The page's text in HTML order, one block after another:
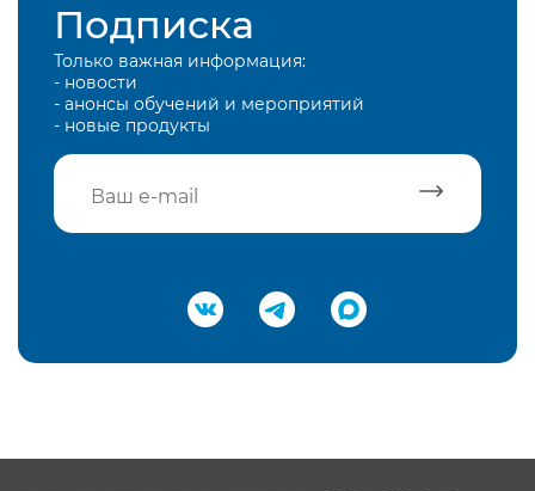
Подписка
Только важная информация:
- новости
- анонсы обучений и мероприятий
- новые продукты
Подтвердить e-mail